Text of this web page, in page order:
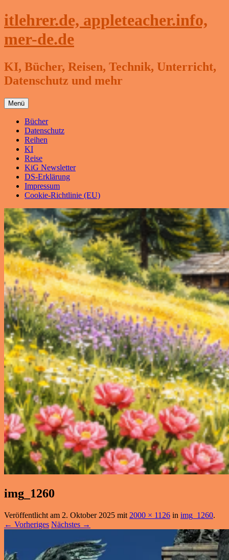
Zum
Inhalt
itlehrer.de, appleteacher.info,
mer-de.de
KI, Bücher, Reisen, Technik, Unterricht,
Datenschutz und mehr
Menü
Bücher
Datenschutz
Reihen
KI
Reise
KiG Newsletter
DS-Erklärung
Impressum
Cookie-Richtlinie (EU)
img_1260
Veröffentlicht am 2. Oktober 2025 mit 2000 × 1126 in img_1260.
← Vorheriges Nächstes →